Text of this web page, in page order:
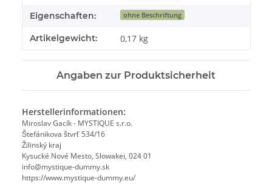
Eigenschaften: ohne Beschriftung
Artikelgewicht: 0,17 kg
Angaben zur Produktsicherheit
Herstellerinformationen:
Miroslav Gacík - MYSTIQUE s.r.o.
Štefánikova štvrť 534/16
Žilinský kraj
Kysucké Nové Mesto, Slowakei, 024 01
info@mystique-dummy.sk
https://www.mystique-dummy.eu/